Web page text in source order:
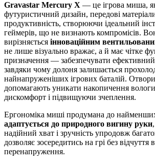
Gravastar Mercury X — це ігрова миша,
футуристичний дизайн, передові
продуктивність, створюючи ідеальний
геймерів, що не визнають компромісів.
вирізняється інноваційним
не лише візуально вражає, а й має чітке
призначення — забезпечувати ефективний
завдяки чому долоня залишається
найнапруженіших ігрових баталій.
допомагають уникати накопичення
дискомфорт і підвищуючи зчеплення.
Ергономіка миші продумана до
адаптується до природного вигину руки
надійний хват і зручність упродовж
дозволяє зосередитись на грі без відчуття
перенапруження.